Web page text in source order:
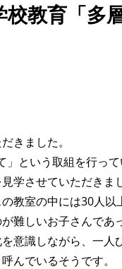
教育「多
きました。
という取組を行っ
学させていただきまし
教室の中には30人
難しいお子さんであ
意識しながら、一
んでいるそうです。